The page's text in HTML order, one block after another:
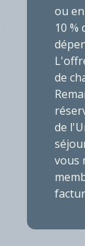
ou
10
de
de
vous